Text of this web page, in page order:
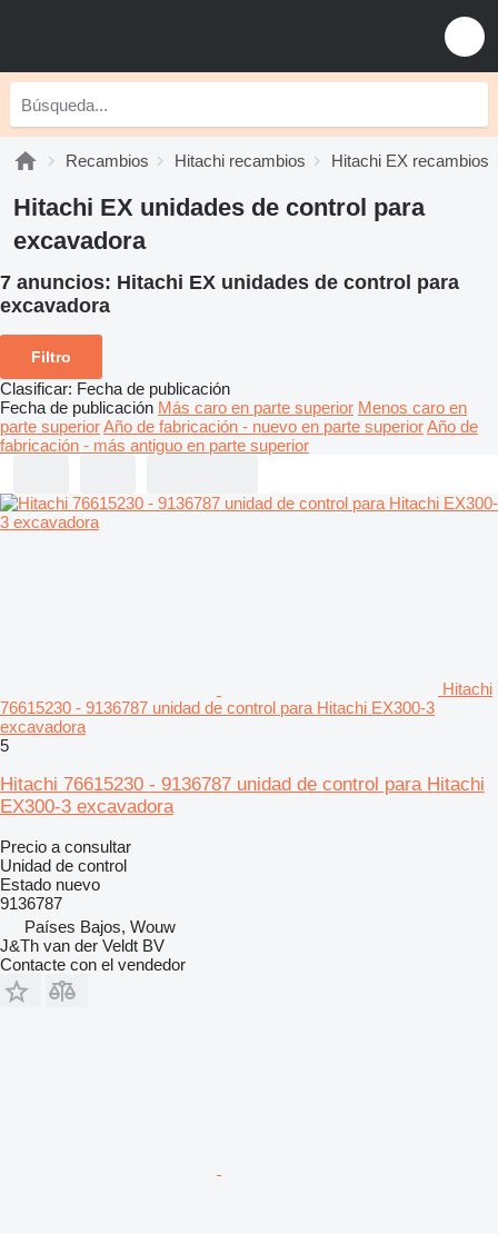
Recambios Hitachi recambios Hitachi EX recambios
Hitachi EX unidades de control para
excavadora
7 anuncios: Hitachi EX unidades de control para
excavadora
Filtro
Clasificar: Fecha de publicación
Fecha de publicación Más caro en parte superior Menos caro en
parte superiorAño de fabricación - nuevo en parte superiorAño de
fabricación - más antiguo en parte superior
Hitachi
76615230 - 9136787 unidad de control para Hitachi EX300-3
excavadora
5
Hitachi 76615230 - 9136787 unidad de control para Hitachi
EX300-3 excavadora
Precio a consultar
Unidad de control
Estado nuevo
9136787
Países Bajos, Wouw
J&Th van der Veldt BV
Contacte con el vendedor